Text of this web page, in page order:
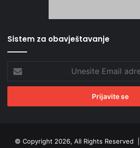
Sistem za obavještavanje
Unesite
Email
adresu
© Copyright 2026, All Rights Reserved |